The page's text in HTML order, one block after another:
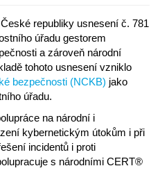
republiky usnesení č. 781
úřadu gestorem
a zároveň národní
tohoto usnesení vzniklo
bezpečnosti (NCKB) jako
úřadu.
na národní i
kybernetickým útokům i při
incidentů i proti
s národními CERT®